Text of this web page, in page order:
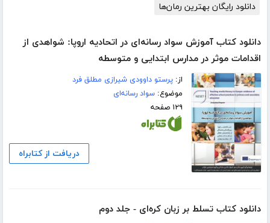
دانلود رایگان بهترین رمان‌ها
دانلود کتاب آموزش سواد رسانه‌ای در اتحادیه اروپا: شواهدی از
اقدامات موثر در مدارس ابتدایی و متوسطه
از:پرستو داوودی شیرازی مطلق فرد
موضوع:سواد رسانه‌ای
۱۲۹ صفحه
دریافت از کتابراه
دانلود کتاب تسلط بر زبان کره‌ای - جلد دوم